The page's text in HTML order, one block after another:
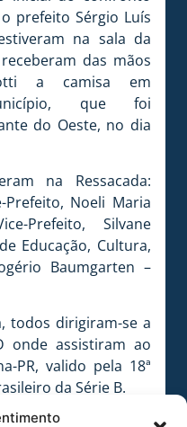
prefeito Sérgio Luís
na sala da
das mãos
a camisa em
que foi
do Oeste, no dia
na Ressacada:
Noeli Maria
Prefeito, Silvane
Educação, Cultura,
Baumgarten –
todos dirigiram-se a
onde assistiram ao
PR, valido pela 18ª
da Série B.